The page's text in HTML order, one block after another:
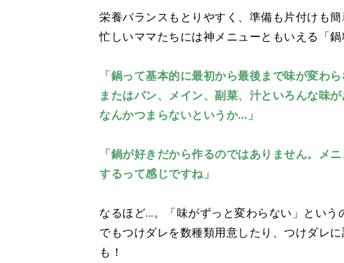
栄養バランスもとりやすく、準備も片付けも簡
忙しいママたちには神メニューともいえる「
「鍋って基本的に最初から最後まで味が変わ
またはパン、メイン、副菜、汁といろんな味
なんかつまらないというか…」
「鍋が好きだから作るのではありません。メ
するって感じですね」
なるほど…。「味がずっと変わらない」という
でもつけダレを数種類用意したり、つけダレ
も！